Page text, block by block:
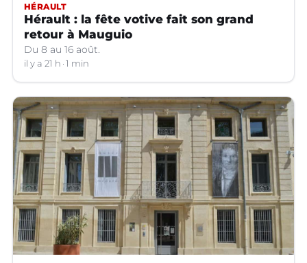
HÉRAULT
Hérault : la fête votive fait son grand
retour à Mauguio
Du 8 au 16 août.
il y a 21 h 1 min